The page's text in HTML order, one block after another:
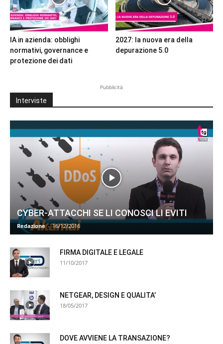
IA in azienda: obblighi
normativi, governance e
protezione dei dati
2027: la nuova era della
depurazione 5.0
Pubblicità
Interviste
CYBER-ATTACCHI SE LI CONOSCI LI EVITI
Redazione - 16/12/2016
FIRMA DIGITALE E LEGALE
11/10/2017
NETGEAR, DESIGN E QUALITA’
18/05/2017
DOVE AVVIENE LA TRANSAZIONE?